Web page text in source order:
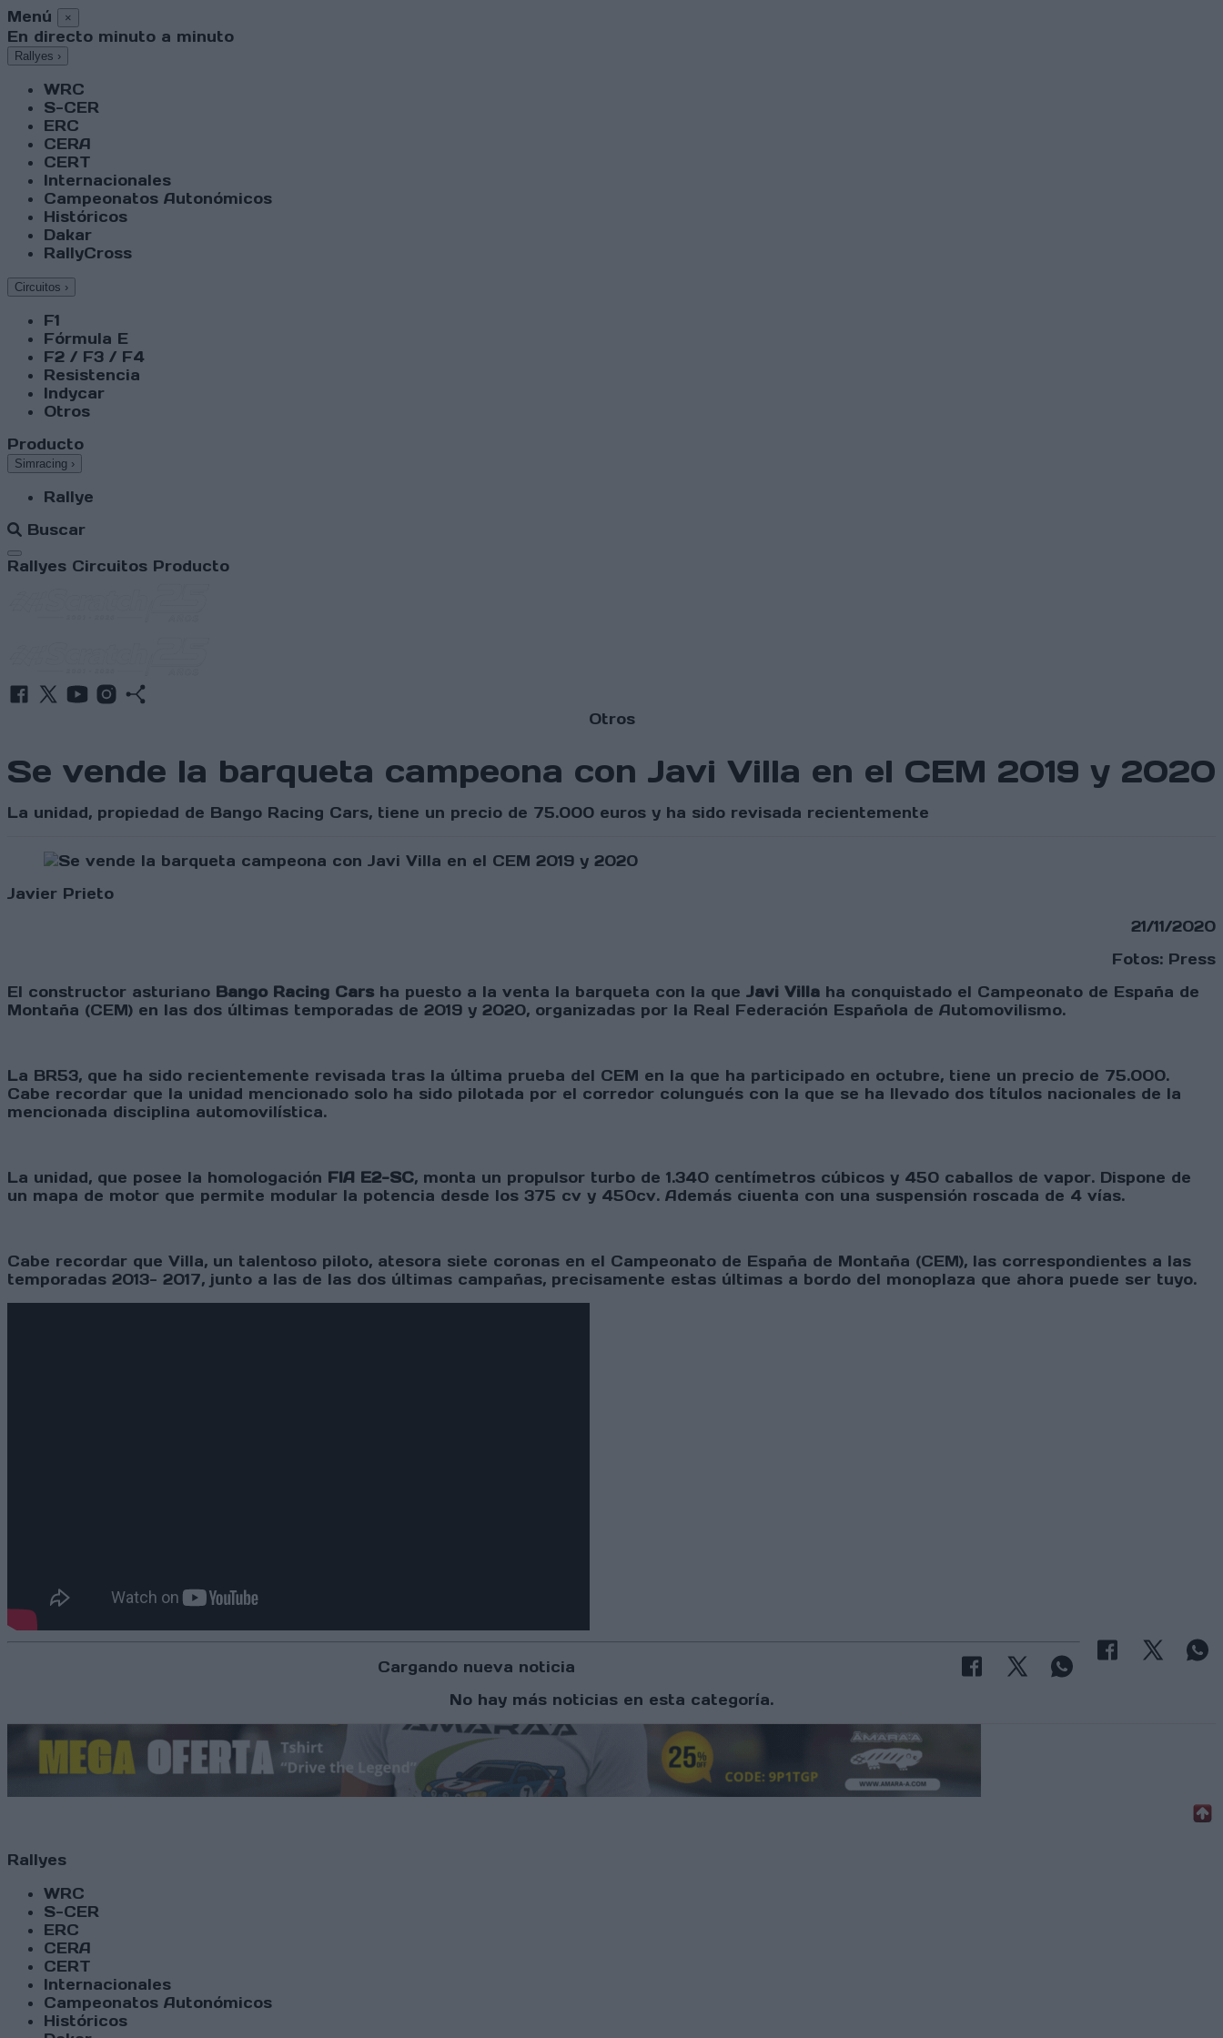
Menú ×
En directo minuto a minuto
Rallyes ›
WRC
S-CER
ERC
CERA
CERT
Internacionales
Campeonatos Autonómicos
Históricos
Dakar
RallyCross
Circuitos ›
F1
Fórmula E
F2 / F3 / F4
Resistencia
Indycar
Otros
Producto
Simracing ›
Rallye
Buscar
Abrir menú
Rallyes Circuitos Producto
Otros
Se vende la barqueta campeona con Javi Villa en el CEM 2019 y 2020
La unidad, propiedad de Bango Racing Cars, tiene un precio de 75.000 euros y ha sido revisada recientemente
Javier Prieto
21/11/2020
Fotos: Press
El constructor asturiano Bango Racing Cars ha puesto a la venta la barqueta con la que Javi Villa ha conquistado el Campeonato de España de
Montaña (CEM) en las dos últimas temporadas de 2019 y 2020, organizadas por la Real Federación Española de Automovilismo.
La BR53, que ha sido recientemente revisada tras la última prueba del CEM en la que ha participado en octubre, tiene un precio de 75.000.
Cabe recordar que la unidad mencionado solo ha sido pilotada por el corredor colungués con la que se ha llevado dos títulos nacionales de la
mencionada disciplina automovilística.
La unidad, que posee la homologación FIA E2-SC, monta un propulsor turbo de 1.340 centímetros cúbicos y 450 caballos de vapor. Dispone de
un mapa de motor que permite modular la potencia desde los 375 cv y 450cv. Además ciuenta con una suspensión roscada de 4 vías.
Cabe recordar que Villa, un talentoso piloto, atesora siete coronas en el Campeonato de España de Montaña (CEM), las correspondientes a las
temporadas 2013- 2017, junto a las de las dos últimas campañas, precisamente estas últimas a bordo del monoplaza que ahora puede ser tuyo.
Cargando nueva noticia
No hay más noticias en esta categoría.
Rallyes
WRC
S-CER
ERC
CERA
CERT
Internacionales
Campeonatos Autonómicos
Históricos